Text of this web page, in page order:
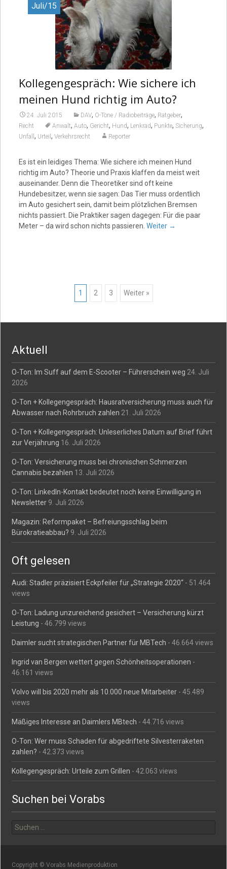
Juli/15
Kollegengespräch: Wie sichere ich
meinen Hund richtig im Auto?
24. Juli 2015 DAV, O-Töne / Radiobeiträge, Ratgeber,
Recht Anwalt, Auto, Gericht, Hund, Lenkrad, Punkte, Sicherung,
Unfall , Urteil , Verkehrsrecht Reporter
Es ist ein leidiges Thema: Wie sichere ich meinen Hund
richtig im Auto? Theorie und Praxis klaffen da meist weit
auseinander. Denn die Theoretiker sind oft keine
Hundebesitzer, wenn sie sagen: Das Tier muss ordentlich
im Auto gesichert sein, damit beim plötzlichen Bremsen
nichts passiert. Die Praktiker sagen dagegen: Für die paar
Meter – da wird schon nichts passieren. Weiter →
navigation
1 2 3 Weiter »
Aktuell
O-Ton: Im Suff auf dem E-Scooter – Führerschein weg 24. Juli
2026
O-Ton + Kollegengespräch: Hausratversicherung muss auch für
Abwasser nach Rohrbruch zahlen 21. Juli 2026
O-Ton + Kollegengespräch: Unleserliches Datum auf Brief führt
zur Verjährung 16. Juli 2026
O-Ton: Versicherung muss bei chronischen Schmerzen
Cannabis bezahlen 13. Juli 2026
O-Ton: LinkedIn-Kontakt bedeutet noch keine Einwilligung in
Newsletter 9. Juli 2026
Magazin: Reformpaket – Befreiungsschlag beim
Bürokratieabbau? 9. Juli 2026
Oft gelesen
Audi: Stadler präzisiert Eckpfeiler für „Strategie 2020“ - 51.464
views
O-Ton: Ladung unzureichend gesichert – Versicherung kürzt
Leistung - 46.799 views
Daimler sucht strategischen Partner für MBTech - 46.664 views
Ingrid van Bergen wettert gegen Schönheitsoperationen -
46.161 views
Volvo will bis 2020 mehr als 10.000 neue Mitarbeiter - 45.489
views
Mäßiges Interesse an Daimlers MBtech - 44.716 views
O-Ton: Wer muss Schaden für abgedriftete Silvesterraketen
zahlen? - 42.373 views
Kollegengespräch: Urteile zum Grillen - 42.063 views
Suchen bei Vorabs
nach:
Copyright © Vorabs Medienproduktion